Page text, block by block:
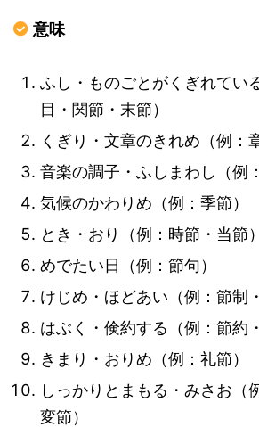
意味
ふし・ものごとがくぎれてい
目・関節・末節）
くぎり・文章のきれめ（例：
音楽の調子・ふしまわし（例
気候のかわりめ（例：季節）
とき・おり（例：時節・当節）
めでたい日（例：節句）
けじめ・ほどあい（例：節制
はぶく・倹約する（例：節約
きまり・おりめ（例：礼節）
しっかりとまもる・みさお（
変節）